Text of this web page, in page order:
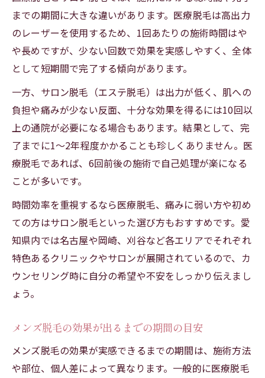
までの期間に大きな違いがあります。医療脱毛は高出力
のレーザーを使用するため、1回あたりの施術時間はや
や長めですが、少ない回数で効果を実感しやすく、全体
として短期間で完了する傾向があります。
一方、サロン脱毛（エステ脱毛）は出力が低く、肌への
負担や痛みが少ない反面、十分な効果を得るには10回以
上の通院が必要になる場合もあります。結果として、完
了までに1～2年程度かかることも珍しくありません。医
療脱毛であれば、6回前後の施術で自己処理が楽になる
ことが多いです。
時間効率を重視するなら医療脱毛、痛みに弱い方や初め
ての方はサロン脱毛といった選び方もおすすめです。愛
知県内では名古屋や岡崎、刈谷など各エリアでそれぞれ
特色あるクリニックやサロンが展開されているので、カ
ウンセリング時に自分の希望や不安をしっかり伝えまし
ょう。
メンズ脱毛の効果が出るまでの期間の目安
メンズ脱毛の効果が実感できるまでの期間は、施術方法
や部位、個人差によって異なります。一般的に医療脱毛